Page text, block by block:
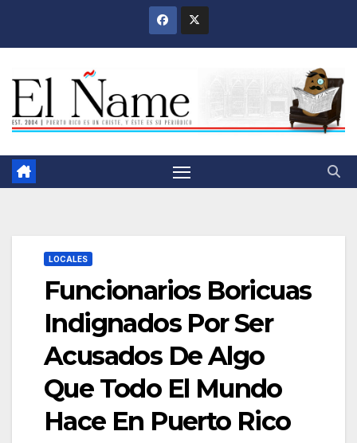
LOCALES
Funcionarios Boricuas
Indignados Por Ser
Acusados De Algo
Que Todo El Mundo
Hace En Puerto Rico